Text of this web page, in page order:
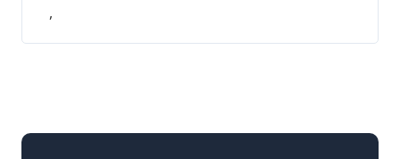
,